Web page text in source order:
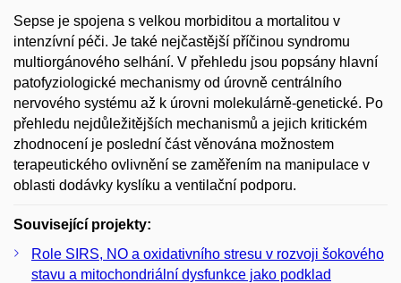
Sepse je spojena s velkou morbiditou a mortalitou v
intenzívní péči. Je také nejčastější příčinou syndromu
multiorgánového selhání. V přehledu jsou popsány hlavní
patofyziologické mechanismy od úrovně centrálního
nervového systému až k úrovni molekulárně-genetické. Po
přehledu nejdůležitějších mechanismů a jejich kritickém
zhodnocení je poslední část věnována možnostem
terapeutického ovlivnění se zaměřením na manipulace v
oblasti dodávky kyslíku a ventilační podporu.
Související projekty:
Role SIRS, NO a oxidativního stresu v rozvoji šokového
stavu a mitochondriální dysfunkce jako podklad